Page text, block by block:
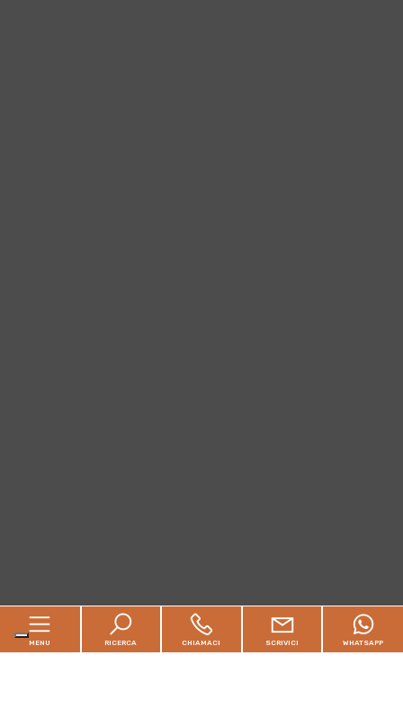
MENU RICERCA CHIAMACI SCRIVICI WHATSAPP